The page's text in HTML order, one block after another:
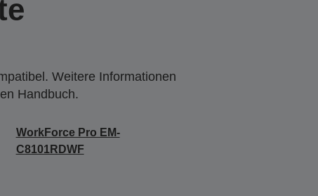
Weitere Informationen
Handbuch.
WorkForce Pro EM-
C8101RDWF